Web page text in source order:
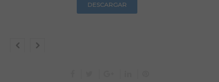
DESCARGAR